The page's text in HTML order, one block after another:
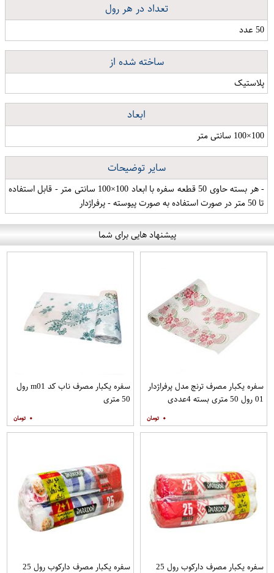
تعداد در هر رول
50 عدد
ساخته شده از
پلاستیک
ابعاد
100×100 سانتی متر
سایر توضیحات
- هر بسته حاوی 50 قطعه سفره با ابعاد 100×100 سانتی متر - قابل استفاده
تا 50 متر در صورت استفاده به صورت پیوسته - پرفراژدار
پیشنهاد هایی برای شما
سفره یکبار مصرف ترنج مدل پرفراژدار
01 رول 50 متری بسته 4عددی
۰
سفره یکبار مصرف ناب کد m01 رول
50 متری
۰
سفره یکبار مصرف دارکوب رول 25
سفره یکبار مصرف دارکوب رول 25